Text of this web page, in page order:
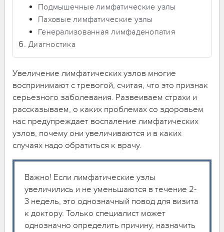
Подмышечные лимфатические узлы
Паховые лимфатические узлы
Генерализованная лимфаденопатия
Диагностика
Увеличение лимфатических узлов многие
воспринимают с тревогой, считая, что это признак
серьезного заболевания. Развеиваем страхи и
рассказываем, о каких проблемах со здоровьем
нас предупреждает воспаление лимфатических
узлов, почему они увеличиваются и в каких
случаях надо обратиться к врачу.
Важно! Если лимфатические узлы
увеличились и не уменьшаются в течение 2-
3 недель, это однозначный повод для визита
к доктору. Только специалист может
однозначно определить причину, назначить